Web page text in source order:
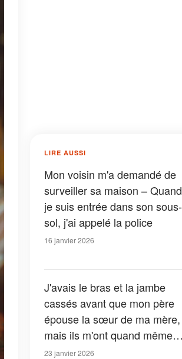
LIRE AUSSI
Mon voisin m'a demandé de
surveiller sa maison – Quand
je suis entrée dans son sous-
sol, j'ai appelé la police
16 janvier 2026
J'avais le bras et la jambe
cassés avant que mon père
épouse la sœur de ma mère,
mais ils m'ont quand même
demandé d'organiser leur
23 janvier 2026